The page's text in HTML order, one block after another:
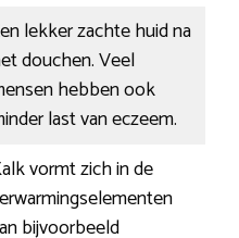
lekker zachte huid na
douchen. Veel
hebben ook
last van eczeem.
vormt zich in de
bijvoorbeeld